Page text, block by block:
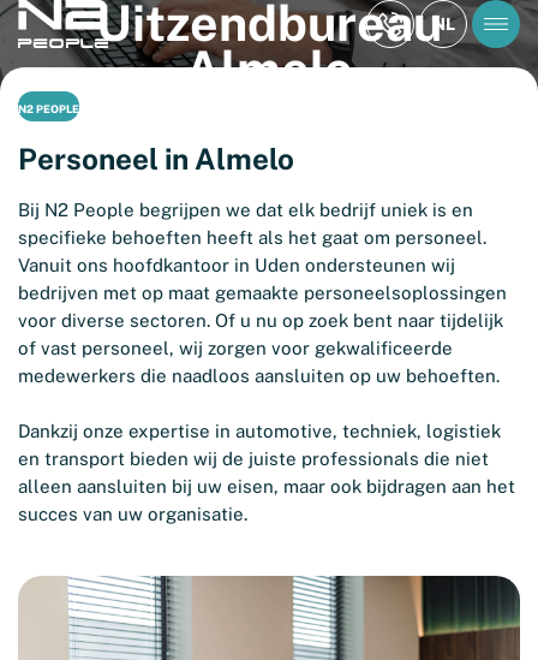
NL
Uitzendbureau
Almelo
N2 PEOPLE
Personeel in Almelo
Bij N2 People begrijpen we dat elk bedrijf uniek is en
specifieke behoeften heeft als het gaat om personeel.
Vanuit ons hoofdkantoor in Uden ondersteunen wij
bedrijven met op maat gemaakte personeelsoplossingen
voor diverse sectoren. Of u nu op zoek bent naar tijdelijk
of vast personeel, wij zorgen voor gekwalificeerde
medewerkers die naadloos aansluiten op uw behoeften.
Dankzij onze expertise in automotive, techniek, logistiek
en transport bieden wij de juiste professionals die niet
alleen aansluiten bij uw eisen, maar ook bijdragen aan het
succes van uw organisatie.